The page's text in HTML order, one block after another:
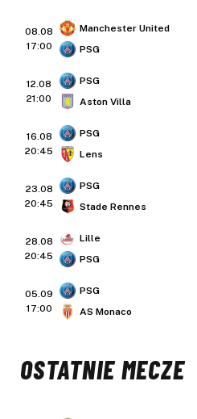
08.08
17:00
Manchester United
PSG
12.08
21:00
PSG
Aston Villa
16.08
20:45
PSG
Lens
23.08
20:45
PSG
Stade Rennes
28.08
20:45
Lille
PSG
05.09
17:00
PSG
AS Monaco
OSTATNIE MECZE